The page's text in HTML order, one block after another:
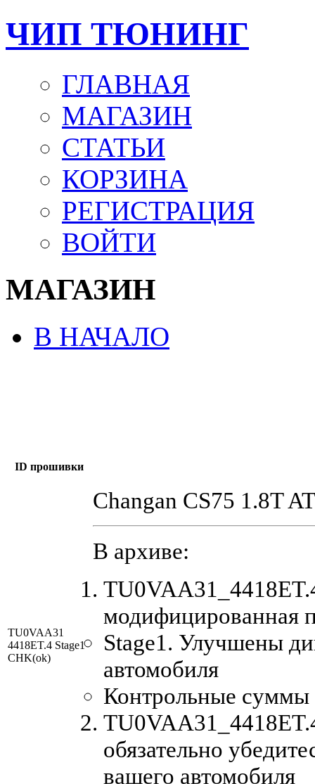
ЧИП ТЮНИНГ
ГЛАВНАЯ
МАГАЗИН
СТАТЬИ
КОРЗИНА
РЕГИСТРАЦИЯ
ВОЙТИ
МАГАЗИН
В НАЧАЛО
ID прошивки
TU0VAA31
4418ET.4 Stage1
CHK(ok)
Changan CS75 1.8T
В архиве:
модифицированная
Stage1. Улучшены
автомобиля
Контрольные суммы
обязательно
вашего автомобиля